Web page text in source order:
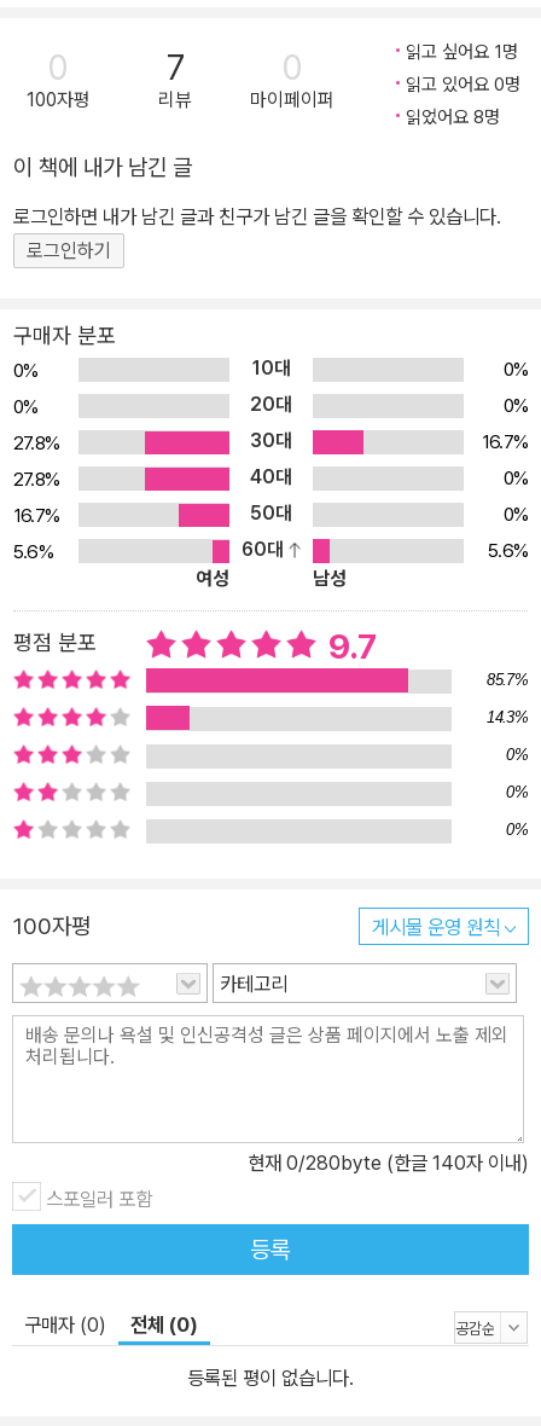
안에 넣어드리며 말합니다. “나는 할머니랑 함께 있어서 좋았어요. 앞
으로도 할머니랑 계속 함께 있고 싶어요.” 누군가를 돕는 것이 존재
이유인 삶이 있습니다. 이 세상 누군가에게 외면당할 때 언제라도 달
려가 할머니하고 부르면 나를 품에 꼭 안아 위로가 되어 줄 나의 영원
한 대장 우리 할머니. 언제나 내 편인 우리 할머니. 할머니는 언제나
나의 대장입니다. 삶과 사랑이 아름다운 이야기 엄마 아빠가 없어도
외롭지 않아요. 나에게는 할머니가 있으니까요. 내가 부르면 언제라
고, 기운이 점점 없어져도 할머니는 언제나 나에게 대장이에요. 김인
자 선생님이 새로이 선보이는 『나는 할머니 대장』은 화려한 수식 대
신 담백하고 따뜻한 언어로 채워져 있습니다. 이 책을 읽고 나면 할머
니와의 추억으로 가슴 한쪽이 따뜻해지는 것을 느낄 수 있을 거예요.
또한 사랑하는 사람과의 이별에 대해 진지하게 생각해 볼 수 있어요.
이를 엄마아빠 혹은 선생님과 친구와 이야기 나누어 볼 수 있어요. 결
론이 정해져 있지 않기 때문에 자기의 생각을 논리정연하게 다른 사
람에게 이야기하는 능력을 키울 수 있어요. 이것이 바로 철학의 시작
아닐까요? 철학이 어렵다고만 생각다나요? 하지만 이렇게 본인의 생
각을 정리하는 것이 바로 철학입니다. 이 책은 아이들에게 삶과 죽음
그리고 가족 간의 사랑에 대해 철학적 질문을 던지고 이를 사유하게
합니다. 책에는 죽음이라는 글자가 나오지 않습니다. 또한 가족과 사
랑이라는 단어가 나오지 않습니다. 물론 할머니의 죽음을 암시하는
어떤 그림도 들어가 있지 않습니다. 하지만 아이들은 책을 읽으면서
죽음에 대하 자연스럽게 생각할 수 있습니다. 그리고 할머니가 자신
의 가슴 속에서 영원히 살아 있다는 것을 깨닫습니다.
0
100자평
7
리뷰
0
마이페이퍼
읽고 싶어요 1명
읽고 있어요 0명
읽었어요 8명
이 책에 내가 남긴 글
로그인하면 내가 남긴 글과 친구가 남긴 글을 확인할 수 있습니다.
로그인하기
구매자 분포
0% 10대
0%
0%
20대
0%
27.8%
30대
16.7%
27.8%
40대
0%
16.7%
50대
0%
5.6%
60대
5.6%
여성
남성
평점 분포 9.7
85.7%
14.3%
0%
0%
0%
100자평 게시물 운영 원칙
카테고리
현재 0/280byte (한글 140자 이내)
스포일러 포함
등록
구매자 (0) 전체 (0)
등록된 평이 없습니다.